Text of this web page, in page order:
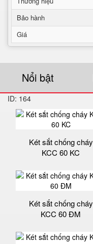
Bảo hành
Giá
Nổi bật
ID: 164
Két sắt chống cháy
KCC 60 KC
Két sắt chống cháy
KCC 60 ĐM